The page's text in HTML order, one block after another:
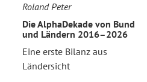
Roland Peter
Die AlphaDekade von Bund
und Ländern 2016–2026
Eine erste Bilanz aus
Ländersicht